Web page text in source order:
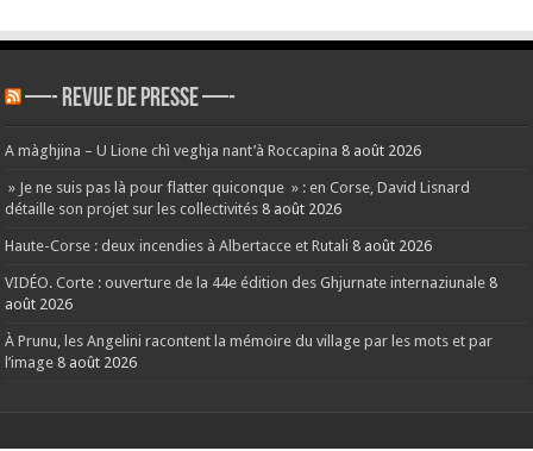
—- REVUE DE PRESSE —-
A màghjina – U Lione chì veghja nant’à Roccapina 8 août 2026
» Je ne suis pas là pour flatter quiconque » : en Corse, David Lisnard
détaille son projet sur les collectivités 8 août 2026
Haute-Corse : deux incendies à Albertacce et Rutali 8 août 2026
VIDÉO. Corte : ouverture de la 44e édition des Ghjurnate internaziunale 8
août 2026
À Prunu, les Angelini racontent la mémoire du village par les mots et par
l’image 8 août 2026